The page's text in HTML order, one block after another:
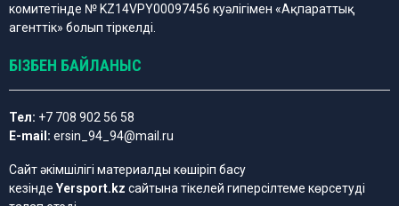
комитетінде № KZ14VPY00097456 куәлігімен «Ақпараттық
агенттік» болып тіркелді.
БІЗБЕН БАЙЛАНЫС
Тел: +7 708 902 56 58
E-mail: ersin_94_94@mail.ru
Сайт әкімшілігі материалды көшіріп басу
кезінде Yersport.kz сайтына тікелей гиперсілтеме көрсетуді